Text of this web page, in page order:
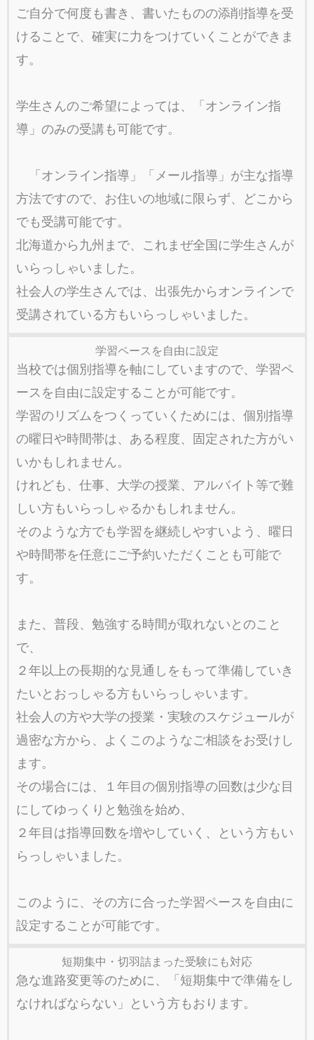
ご自分で何度も書き、書いたものの添削指導を受
けることで、確実に力をつけていくことができま
す。
学生さんのご希望によっては、「オンライン指
導」のみの受講も可能です。
「オンライン指導」「メール指導」が主な指導
方法ですので、お住いの地域に限らず、どこから
でも受講可能です。
北海道から九州まで、これまぜ全国に学生さんが
いらっしゃいました。
社会人の学生さんでは、出張先からオンラインで
受講されている方もいらっしゃいました。
学習ペースを自由に設定
当校では個別指導を軸にしていますので、学習ペ
ースを自由に設定することが可能です。
学習のリズムをつくっていくためには、個別指導
の曜日や時間帯は、ある程度、固定された方がい
いかもしれません。
けれども、仕事、大学の授業、アルバイト等で難
しい方もいらっしゃるかもしれません。
そのような方でも学習を継続しやすいよう、曜日
や時間帯を任意にご予約いただくことも可能で
す。
また、普段、勉強する時間が取れないとのこと
で、
２年以上の長期的な見通しをもって準備していき
たいとおっしゃる方もいらっしゃいます。
社会人の方や大学の授業・実験のスケジュールが
過密な方から、よくこのようなご相談をお受けし
ます。
その場合には、１年目の個別指導の回数は少な目
にしてゆっくりと勉強を始め、
２年目は指導回数を増やしていく、という方もい
らっしゃいました。
このように、その方に合った学習ペースを自由に
設定することが可能です。
短期集中・切羽詰まった受験にも対応
急な進路変更等のために、「短期集中で準備をし
なければならない」という方もおります。